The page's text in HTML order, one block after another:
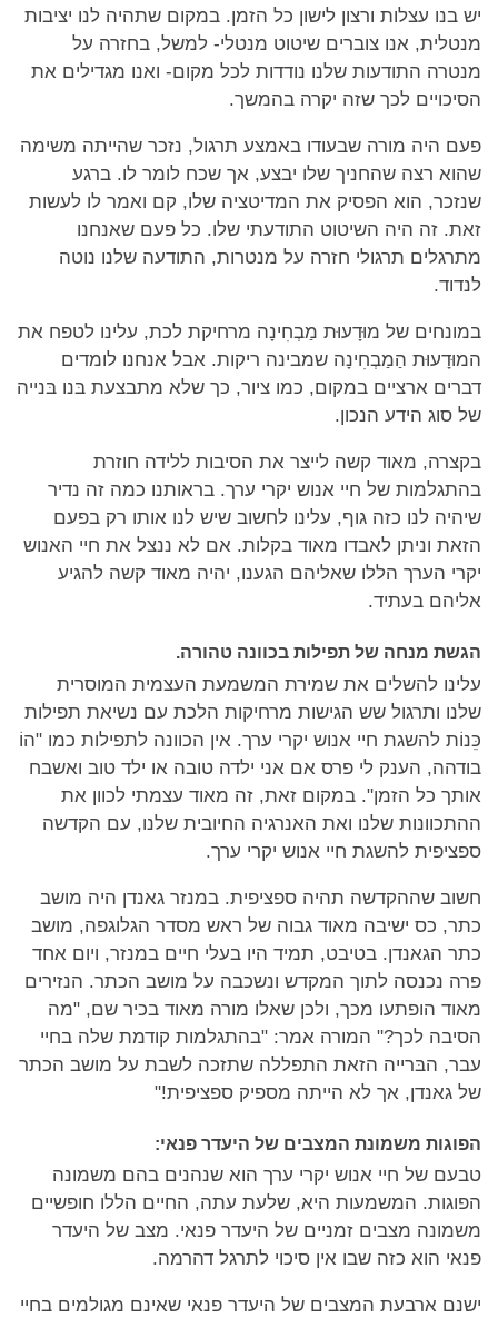
יש בנו עצלות ורצון לישון כל הזמן. במקום שתהיה לנו יציבות
מנטלית, אנו צוברים שיטוט מנטלי- למשל, בחזרה על
מנטרה התודעות שלנו נודדות לכל מקום- ואנו מגדילים את
הסיכויים לכך שזה יקרה בהמשך.
פעם היה מורה שבעודו באמצע תרגול, נזכר שהייתה משימה
שהוא רצה שהחניך שלו יבצע, אך שכח לומר לו. ברגע
שנזכר, הוא הפסיק את המדיטציה שלו, קם ואמר לו לעשות
זאת. זה היה השיטוט התודעתי שלו. כל פעם שאנחנו
מתרגלים תרגולי חזרה על מנטרות, התודעה שלנו נוטה
לנדוד.
במונחים של מוּדָעוּת מַבְחִינָה מרחיקת לכת, עלינו לטפח את
המוּדָעוּת הַמַבְחִינָה שמבינה ריקות. אבל אנחנו לומדים
דברים ארציים במקום, כמו ציור, כך שלא מתבצעת בּנו בּנייה
של סוג הידע הנכון.
בקצרה, מאוד קשה לייצר את הסיבות ללידה חוזרת
בהתגלמות של חיי אנוש יקרי ערך. בראותנו כמה זה נדיר
שיהיה לנו כזה גוף, עלינו לחשוב שיש לנו אותו רק בפעם
הזאת וניתן לאבדו מאוד בקלות. אם לא ננצל את חיי האנוש
יקרי הערך הללו שאליהם הגענו, יהיה מאוד קשה להגיע
אליהם בעתיד.
הגשת מנחה של תפילות בכוונה טהורה.
עלינו להשלים את שמירת המשמעת העצמית המוסרית
שלנו ותרגול שש הגישות מרחיקות הלכת עם נשיאת תפילות
כֵּנוֹת להשגת חיי אנוש יקרי ערך. אין הכוונה לתפילות כמו "הוֹ
בודהה, הענק לי פרס אם אני ילדה טובה או ילד טוב ואשבח
אותך כל הזמן". במקום זאת, זה מאוד עצמתי לכוון את
ההתכוונות שלנו ואת האנרגיה החיובית שלנו, עם הקדשה
ספציפית להשגת חיי אנוש יקרי ערך.
חשוב שההקדשה תהיה ספציפית. במנזר גאנדן היה מושב
כתר, כס ישיבה מאוד גבוה של ראש מסדר הגלוגפה, מושב
כתר הגאנדן. בטיבט, תמיד היו בעלי חיים במנזר, ויום אחד
פרה נכנסה לתוך המקדש ונשכבה על מושב הכתר. הנזירים
מאוד הופתעו מכך, ולכן שאלו מורה מאוד בכיר שם, "מה
הסיבה לכך?" המורה אמר: "בהתגלמות קודמת שלה בחיי
עבר, הבּרייה הזאת התפללה שתזכה לשבת על מושב הכתר
של גאנדן, אך לא הייתה מספיק ספציפית!"
הפוגות משמונת המצבים של היעדר פנאי:
טבעם של חיי אנוש יקרי ערך הוא שנהנים בהם משמונה
הפוגות. המשמעות היא, שלעת עתה, החיים הללו חופשיים
משמונה מצבים זמניים של היעדר פנאי. מצב של היעדר
פנאי הוא כזה שבו אין סיכוי לתרגל דהרמה.
ישנם ארבעת המצבים של היעדר פנאי שאינם מגולמים בחיי